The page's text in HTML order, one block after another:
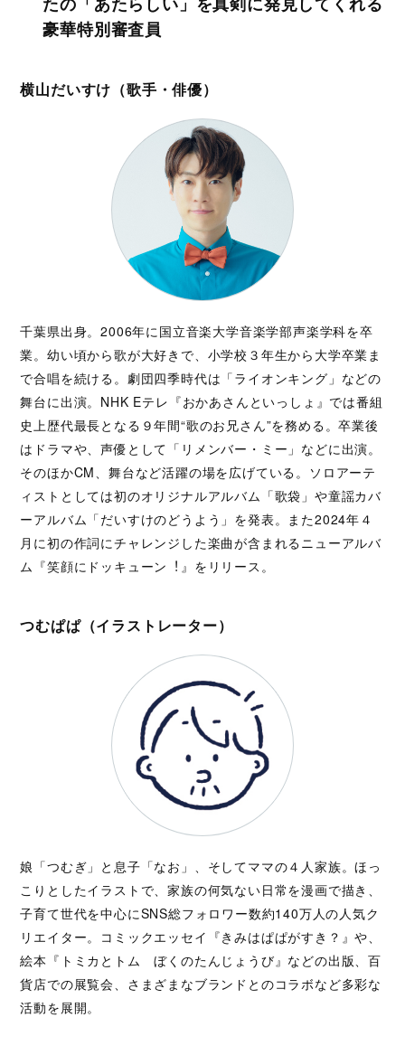
豪華特別審査員
横山だいすけ（歌手・俳優）
千葉県出身。2006年に国⽴⾳楽⼤学⾳楽学部声楽学科を卒
業。幼い頃から歌が⼤好きで、⼩学校３年⽣から⼤学卒業ま
で合唱を続ける。劇団四季時代は「ライオンキング」などの
舞台に出演。NHK Eテレ『おかあさんといっしょ』では番組
史上歴代最⻑となる９年間“歌のお兄さん”を務める。卒業後
はドラマや、声優として「リメンバー・ミー」などに出演。
そのほかCM、舞台など活躍の場を広げている。ソロアーテ
ィストとしては初のオリジナルアルバム「歌袋」や童謡カバ
ーアルバム「だいすけのどうよう」を発表。また2024年４
⽉に初の作詞にチャレンジした楽曲が含まれるニューアルバ
ム『笑顔にドッキューン︕』をリリース。
つむぱぱ（イラストレーター）
娘「つむぎ」と息子「なお」、そしてママの４人家族。ほっ
こりとしたイラストで、家族の何気ない日常を漫画で描き、
子育て世代を中心にSNS総フォロワー数約140万人の人気ク
リエイター。コミックエッセイ『きみはぱぱがすき？』や、
絵本『トミカとトム ぼくのたんじょうび』などの出版、百
貨店での展覧会、さまざまなブランドとのコラボなど多彩な
活動を展開。